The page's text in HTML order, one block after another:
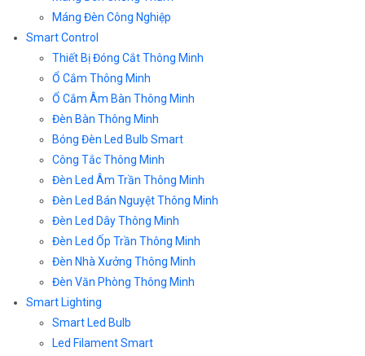
Máng Đèn Công Nghiệp
Smart Control
Thiết Bị Đóng Cắt Thông Minh
Ổ Cắm Thông Minh
Ổ Cắm Âm Bàn Thông Minh
Đèn Bàn Thông Minh
Bóng Đèn Led Bulb Smart
Công Tắc Thông Minh
Đèn Led Âm Trần Thông Minh
Đèn Led Bán Nguyệt Thông Minh
Đèn Led Dây Thông Minh
Đèn Led Ốp Trần Thông Minh
Đèn Nhà Xưởng Thông Minh
Đèn Văn Phòng Thông Minh
Smart Lighting
Smart Led Bulb
Led Filament Smart